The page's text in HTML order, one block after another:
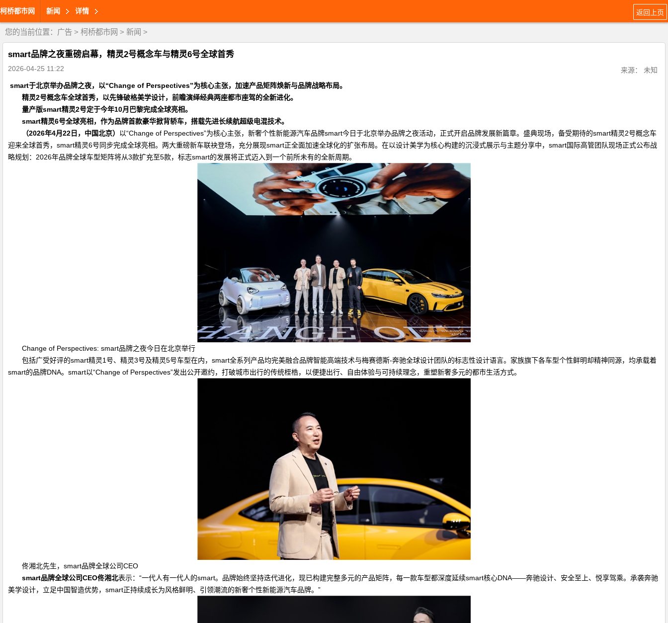
柯桥都市网 新闻 详情 返回上页
您的当前位置： 广告 > 柯桥都市网 > 新闻 >
smart品牌之夜重磅启幕，精灵2号概念车与精灵6号全球首秀
2026-04-25 11:22
来源： 未知
smart于北京举办品牌之夜，以“Change of Perspectives”为核心主张，加速产品矩阵焕新与品牌战略布局。
精灵2号概念车全球首秀，以先锋破格美学设计， 前瞻演绎经典两座都市座驾的全新进化。
量产版smart精灵2号定于今年10月巴黎完成全球亮相。
smart精灵6号全球亮相，作为品牌首款豪华掀背轿车，搭载先进长续航超级电混技术。
（2026年4月22 日，中国北京） 以“Change of Perspectives”为核心主张，新奢个性新能源汽车品牌smart今日于北京举办品牌之夜活动，正式开启品牌发展新篇章。盛典现场，备受期待的smart精灵2号概念车
迎来全球首秀，smart精灵6号同步完成全球亮相。两大重磅新车联袂登场，充分展现smart正全面加速全球化的扩张布局。在以设计美学为核心构建的沉浸式展示与主题分享中，smart国际高管团队现场正式公布战
略规划：2026年品牌全球车型矩阵将从3款扩充至5款，标志smart的发展将正式迈入到一个前所未有的全新周期。
Change of Perspectives: smart品牌之夜今日在北京举行
包括广受好评的smart精灵1号、精灵3号及精灵5号车型在内，smart全系列产品均完美融合品牌智能高端技术与梅赛德斯-奔驰全球设计团队的标志性设计语言。家族旗下各车型个性鲜明却精神同源，均承载着
smart的品牌DNA。smart以“Change of Perspectives”发出公开邀约，打破城市出行的传统桎梏，以便捷出行、自由体验与可持续理念，重塑新奢多元的都市生活方式。
佟湘北先生，smart品牌全球公司CEO
smart品牌全球公司CEO佟湘北表示：“一代人有一代人的smart。品牌始终坚持迭代进化，现已构建完整多元的产品矩阵，每一款车型都深度延续smart核心DNA——奔驰设计、安全至上、悦享驾乘。承袭奔驰
美学设计，立足中国智造优势，smart正持续成长为风格鲜明、引领潮流的新奢个性新能源汽车品牌。”